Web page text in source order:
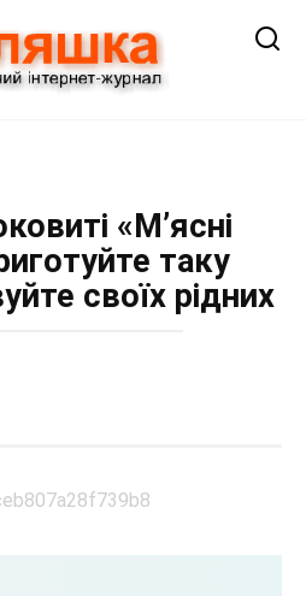
«М’ясні
таку
своїх рідних